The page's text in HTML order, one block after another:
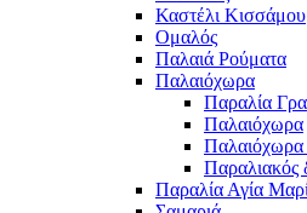
Καστέλι Κισσάμου
Ομαλός
Παλαιά Ρούματα
Παλαιόχωρα
Παραλία
Παλαιόχωρα
Παραλιακός
Παραλία Αγία